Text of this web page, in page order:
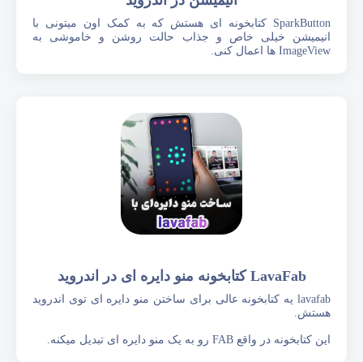
SparkButton کتابخونه ای هستش که به کمک اون میتونی با
انیمیشن خیلی خاص و جذاب حالت روشن و خاموشی به
ImageView ها اعمال کنی.
LavaFab کتابخونه منو دایره ای در اندروید
lavafab یه کتابخونه عالی برای ساختن منو دایره ای توی اندروید
هستش.
این کتا‌بخونه در واقع FAB رو به یک منو دایره ای تبدیل میکنه.